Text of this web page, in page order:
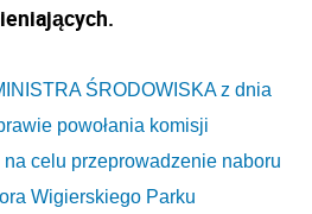
ŚRODOWISKA z dnia
powołania komisji
celu przeprowadzenie naboru
Wigierskiego Parku